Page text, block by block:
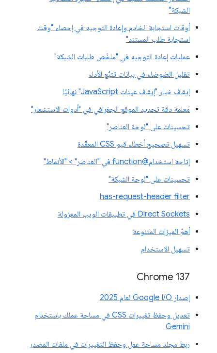
الشبكة"
أوقات استجابة الخادم وإعادة التوجيه في إحصاء "وقت
استجابة طلب المستند"
عمليات إعادة التوجيه في "ملخّص طلبات الشبكة"
تقليل الضوضاء في بيانات تتبُّع الأداء
إيقاف خيار "إيقاف عينات JavaScript" نهائيًا
مَعلمة دقة تحديد الموقع الجغرافي في "أدوات الاستشعار"
تحسينات على "لوحة العناصر"
تسهيل تصحيح أخطاء قيم CSS المعقّدة
إتاحة استخدام@function في "العناصر" > "الأنماط"
تحسينات على "لوحة الشبكة"
has-request-header filter
Direct Sockets في تطبيقات الويب المعزولة
أهمّ الميزات المتنوعة
تسهيل الاستخدام
‫Chrome 137
إصدار Google I/O لعام 2025
تعديل وحفظ تغييرات CSS في مساحة عملك باستخدام
Gemini
ربط مجلد مساحة عمل وحفظ التغييرات في ملفات المصدر